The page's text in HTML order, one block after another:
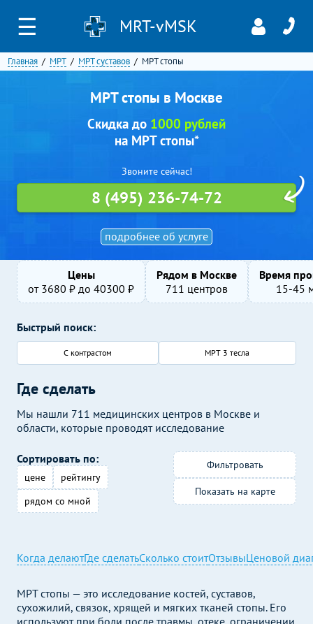
☰ MRT-vMSK
Главная МРТ МРТ суставов МРТ стопы
МРТ стопы в Москве
подробнее об услуге
Скидка до 1000 рублей
на МРТ стопы*
Звоните сейчас!
8 (495) 236-74-72
Цены
от 3680 ₽ до 40300 ₽
Рядом в Москве
711 центров
Время
15-45
Быстрый поиск:
С контрастом МРТ 3 тесла
Где сделать
Мы нашли 711 медицинских центров в Москве и
области, которые проводят исследование
Сортировать по:
цене
рейтингу
рядом со мной
Фильтровать
Показать на карте
Когда делаютГде сделатьСколько стоитОтзывыЦеновой
МРТ стопы — это исследование костей, суставов,
сухожилий, связок, хрящей и мягких тканей стопы. Его
используют при боли после травмы, отеке, ограничении